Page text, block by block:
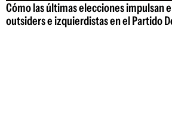
Cómo las últimas elecciones impulsan
outsiders e izquierdistas en el Partido